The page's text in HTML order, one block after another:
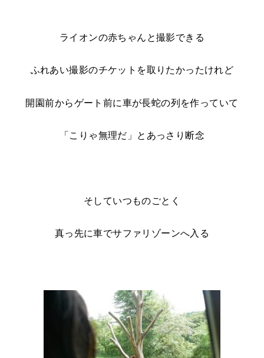
ライオンの赤ちゃんと撮影できる
ふれあい撮影のチケットを取りたかったけれど
開園前からゲート前に車が長蛇の列を作っていて
「こりゃ無理だ」とあっさり断念
そしていつものごとく
真っ先に車でサファリゾーンへ入る